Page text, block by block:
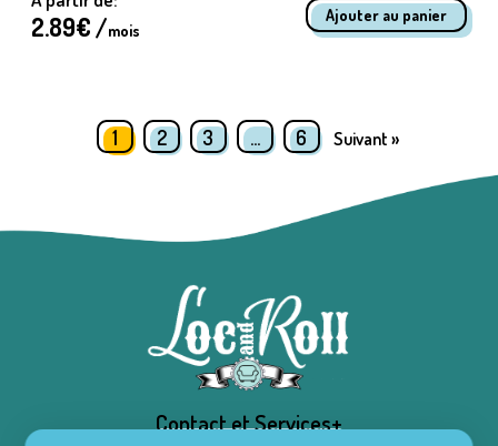
2.89€ /mois
1 2 3 … 6 Suivant »
Contact et Services+